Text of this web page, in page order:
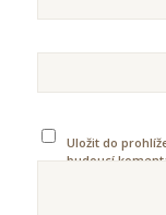
Uložit do
budoucí